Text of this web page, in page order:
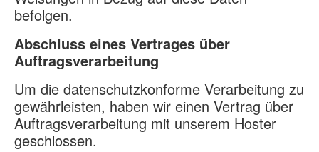
befolgen.
Abschluss eines Vertrages über
Auftragsverarbeitung
Um die datenschutzkonforme Verarbeitung zu
gewährleisten, haben wir einen Vertrag über
Auftragsverarbeitung mit unserem Hoster
geschlossen.